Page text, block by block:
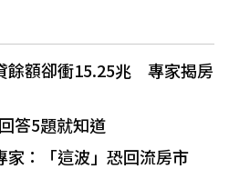
餘額卻衝15.25兆 專家揭房
答5題就知道
家：「這波」恐回流房市